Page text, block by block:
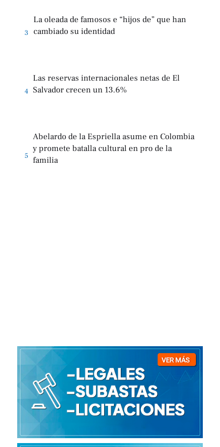
3
La oleada de famosos e “hijos de” que han
cambiado su identidad
4
Las reservas internacionales netas de El
Salvador crecen un 13.6%
5
Abelardo de la Espriella asume en Colombia
y promete batalla cultural en pro de la
familia